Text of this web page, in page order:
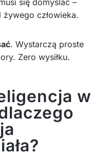
człowieka.
. Wystarczą proste
Zero wysiłku.
w